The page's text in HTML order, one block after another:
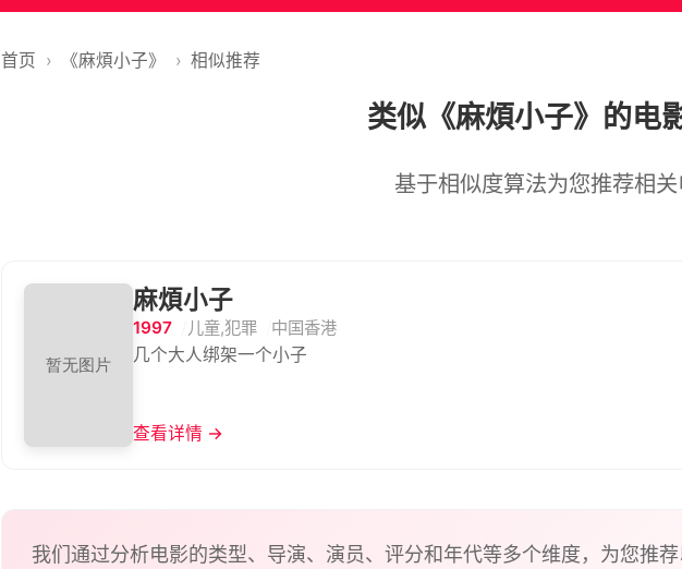
首页 › 《麻煩小子》 › 相似推荐
类似《麻煩小子》的电
基于相似度算法为您推荐相
麻煩小子
1997 儿童,犯罪
中国香港
几个大人绑架一个小子
查看详情 →
我们通过分析电影的类型、导演、演员、评分和年代等多个维度，为您推